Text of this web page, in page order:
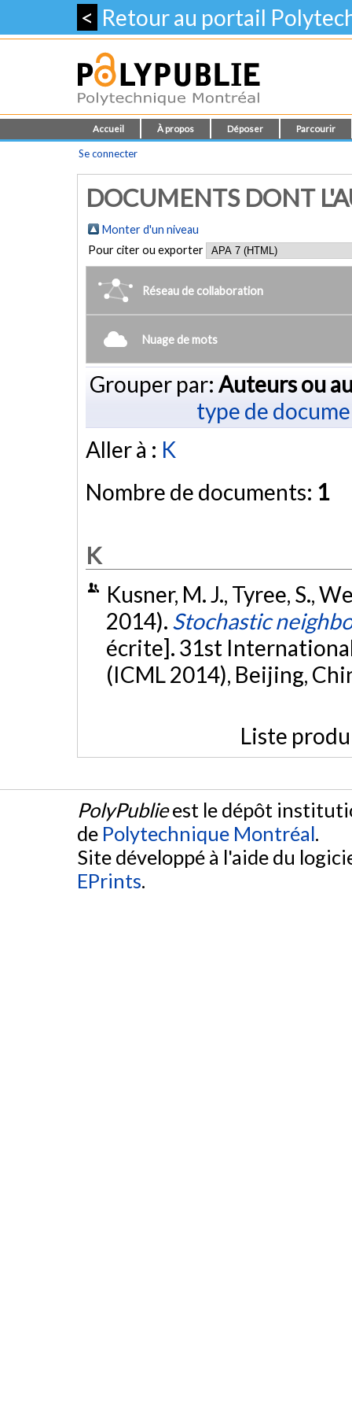
< Retour au portail
Accueil À propos Déposer Parcourir
Se connecter
DOCUMENTS DONT
Monter d'un niveau
Pour citer ou exporter
Réseau de collaboration
Nuage de mots
Grouper par: Auteurs ou
type de
Aller à : K
Nombre de documents: 1
K
Kusner, M. J., Tyree, S.,
2014). Stochastic
écrite]. 31st
(ICML 2014), Beijing,
Liste
PolyPublieest le dépôt
de Polytechnique Montréal.
Site développé à l'aide du
EPrints.